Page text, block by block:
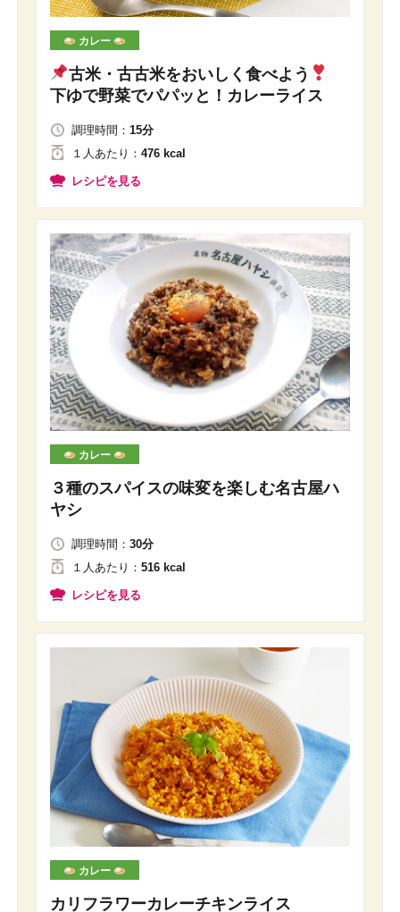
カレー
古米・古古米をおいしく食べよう
下ゆで野菜でパパッと！カレーライス
調理時間： 15分
１人 あたり ： 476 kcal
レシピを見る
カレー
３種のスパイスの味変を楽しむ名古屋ハ
ヤシ
調理時間： 30分
１人あたり ： 516 kcal
レシピを見る
カレー
カリフラワーカレーチキンライス